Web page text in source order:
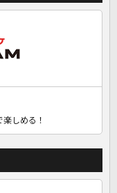
しめる！